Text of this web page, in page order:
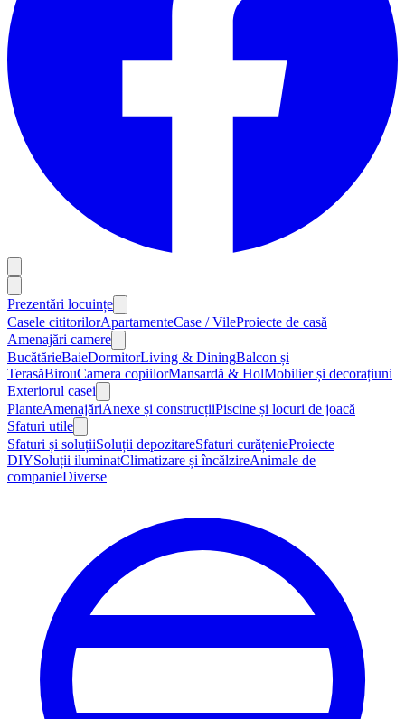
Prezentări locuințe
Casele cititorilorApartamenteCase / VileProiecte de casă
Amenajări camere
BucătărieBaieDormitorLiving & DiningBalcon și
TerasăBirouCamera copiilorMansardă & HolMobilier și decorațiuni
Exteriorul casei
PlanteAmenajăriAnexe și construcțiiPiscine și locuri de joacă
Sfaturi utile
Sfaturi și soluțiiSoluții depozitareSfaturi curățenieProiecte
DIYSoluții iluminatClimatizare și încălzireAnimale de
companieDiverse